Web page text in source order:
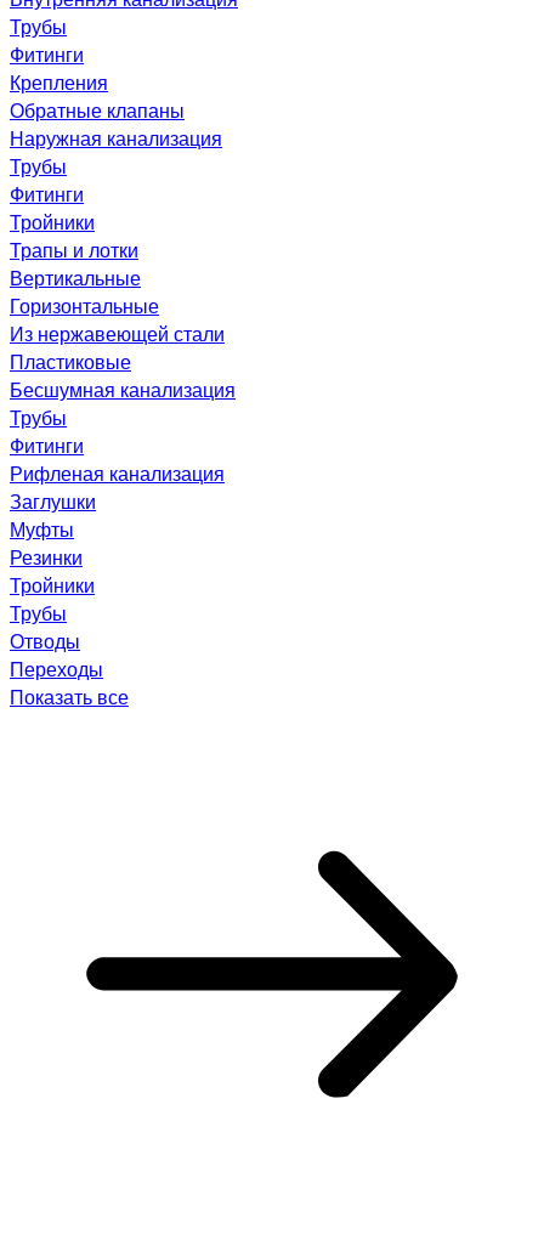
Трубы
Фитинги
Крепления
Обратные клапаны
Наружная канализация
Трубы
Фитинги
Тройники
Трапы и лотки
Вертикальные
Горизонтальные
Из нержавеющей стали
Пластиковые
Бесшумная канализация
Трубы
Фитинги
Рифленая канализация
Заглушки
Муфты
Резинки
Тройники
Трубы
Отводы
Переходы
Показать все